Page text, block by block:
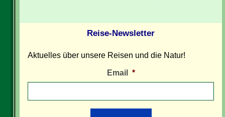
Reise-Newsletter
Aktuelles über unsere Reisen und die Natur!
Email *